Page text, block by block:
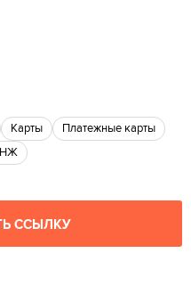
Карты
платежные карты
ВНЖ
ССЫЛКУ